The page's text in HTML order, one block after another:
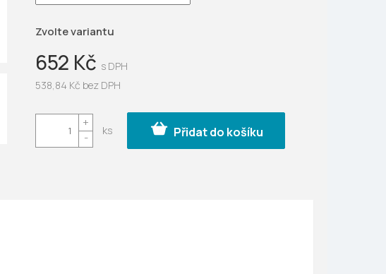
652 Kč
538,84 Kč bez DPH
cena:
Zvolte variantu
Přidat do košíku